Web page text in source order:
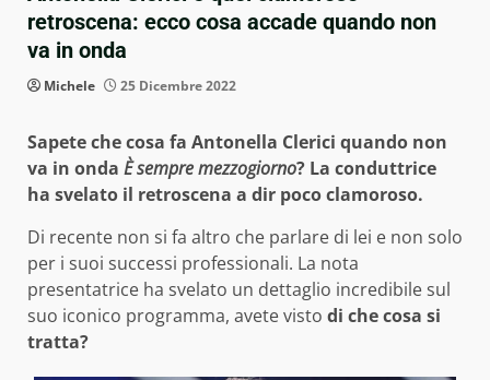
retroscena: ecco cosa accade quando non
va in onda
Michele 25 Dicembre 2022
Sapete che cosa fa Antonella Clerici quando non
va in onda È sempre mezzogiorno? La conduttrice
ha svelato il retroscena a dir poco clamoroso.
Di recente non si fa altro che parlare di lei e non solo
per i suoi successi professionali. La nota
presentatrice ha svelato un dettaglio incredibile sul
suo iconico programma, avete visto di che cosa si
tratta?